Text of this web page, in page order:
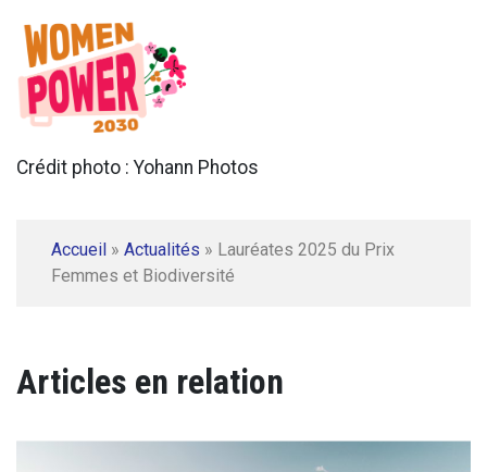
Crédit photo : Yohann Photos
Accueil » Actualités » Lauréates 2025 du Prix
Femmes et Biodiversité
Articles en relation